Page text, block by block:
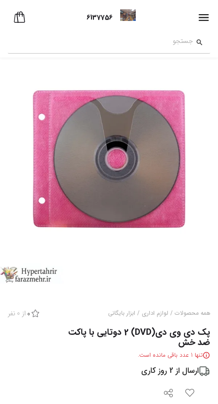
6137756
همه محصولات / لوازم اداری / ابزار بایگانی 0 از 0 نفر
پک دی وی دی(DVD) 2 دوتایی با پاکت
ضد خش
تنها 1 عدد باقی مانده است.
ارسال از 2 روز کاری